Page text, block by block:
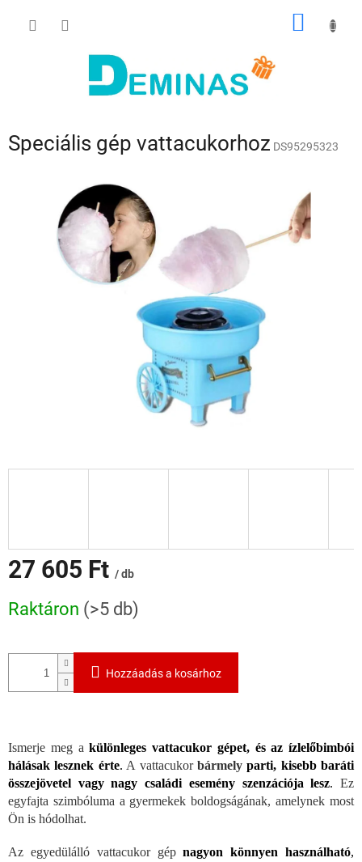
KOSÁR
Speciális gép vattacukorhoz DS95295323
27 605 Ft / db
Raktáron (>5 db)
Hozzáadás a kosárhoz
Ismerje meg akülönleges vattacukor gépet, és az ízlelőbimbói
hálásak lesznek érte. A vattacukor bármelyparti, kisebb baráti
összejövetel vagy nagy családi esemény szenzációja lesz. Ez
egyfajta szimbóluma a gyermekek boldogságának, amelynek most
Ön is hódolhat.
Az egyedülálló vattacukor gépnagyon könnyen használható,